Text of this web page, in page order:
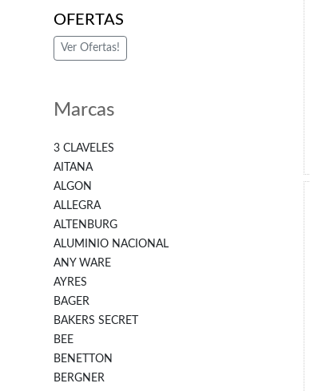
OFERTAS
Ver Ofertas!
Marcas
3 CLAVELES
AITANA
ALGON
ALLEGRA
ALTENBURG
ALUMINIO NACIONAL
ANY WARE
AYRES
BAGER
BAKERS SECRET
BEE
BENETTON
BERGNER